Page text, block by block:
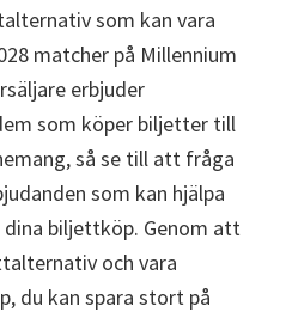
som kan vara
matcher på Millennium
erbjuder
som köper biljetter till
så se till att fråga
som kan hjälpa
biljettköp. Genom att
och vara
du kan spara stort på